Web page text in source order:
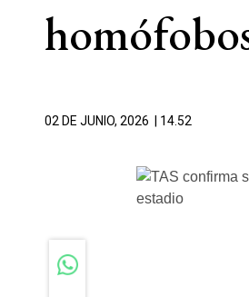
02 DE JUNIO, 2026 | 14.52